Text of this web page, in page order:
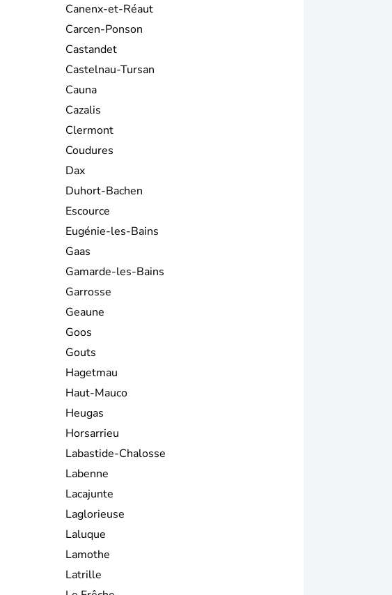
Canenx-et-Réaut
Carcen-Ponson
Castandet
Castelnau-Tursan
Cauna
Cazalis
Clermont
Coudures
Dax
Duhort-Bachen
Escource
Eugénie-les-Bains
Gaas
Gamarde-les-Bains
Garrosse
Geaune
Goos
Gouts
Hagetmau
Haut-Mauco
Heugas
Horsarrieu
Labastide-Chalosse
Labenne
Lacajunte
Laglorieuse
Laluque
Lamothe
Latrille